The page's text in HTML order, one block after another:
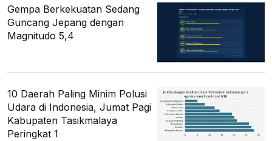
Gempa Berkekuatan Sedang
Guncang Jepang dengan
Magnitudo 5,4
10 Daerah Paling Minim Polusi
Udara di Indonesia, Jumat Pagi
Kabupaten Tasikmalaya
Peringkat 1